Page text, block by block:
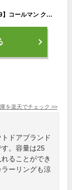
【最大10％OFFクーポン発行中！6/15 0:00〜23:59】コールマン クーラーバッグ 25L エクストリームアイスクーラー/25L 2000022238 Coleman
を楽天でチェック >>
ドアブランド
す。容量は25
ることができ
ーリングも涼